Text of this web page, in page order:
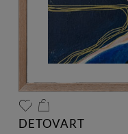
DETOVART